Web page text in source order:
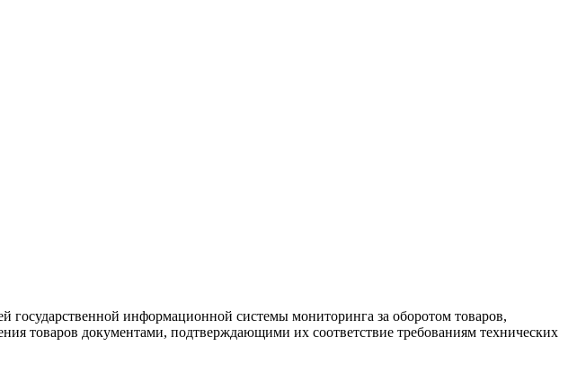
информационной системы мониторинга за оборотом товаров,
товаров документами, подтверждающими их соответствие требованиям технических